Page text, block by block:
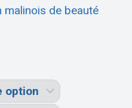
malinois de beauté